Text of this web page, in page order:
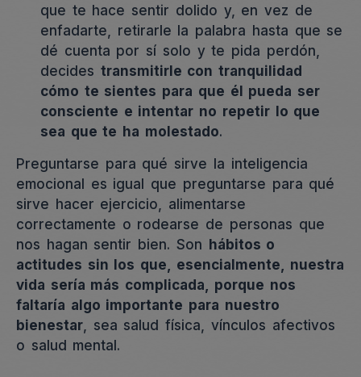
que te hace sentir dolido y, en vez de
enfadarte, retirarle la palabra hasta que se
dé cuenta por sí solo y te pida perdón,
decides transmitirle con tranquilidad
cómo te sientes para que él pueda ser
consciente e intentar no repetir lo que
sea que te ha molestado.
Preguntarse para qué sirve la inteligencia
emocional es igual que preguntarse para qué
sirve hacer ejercicio, alimentarse
correctamente o rodearse de personas que
nos hagan sentir bien. Son hábitos o
actitudes sin los que, esencialmente, nuestra
vida sería más complicada, porque nos
faltaría algo importante para nuestro
bienestar, sea salud física, vínculos afectivos
o salud mental.